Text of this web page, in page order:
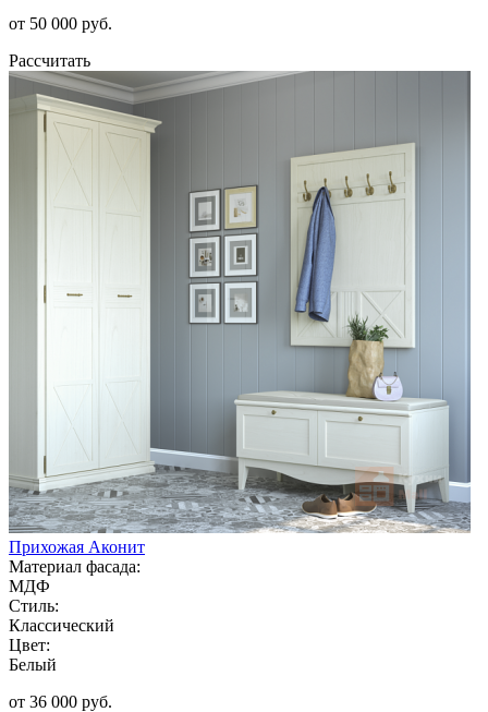
от 50 000 руб.
Рассчитать
Прихожая Аконит
Материал фасада:
МДФ
Стиль:
Классический
Цвет:
Белый
от 36 000 руб.